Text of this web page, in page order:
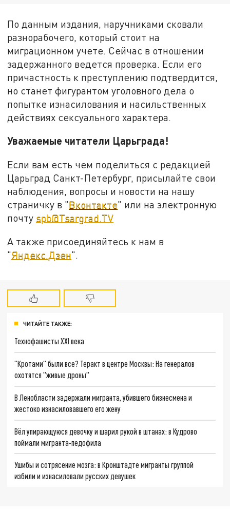
По данным издания, наручниками сковали
разнорабочего, который стоит на
миграционном учете. Сейчас в отношении
задержанного ведется проверка. Если его
причастность к преступлению подтвердится,
но станет фигурантом уголовного дела о
попытке изнасилования и насильственных
действиях сексуального характера.
Уважаемые читатели Царьграда!
Если вам есть чем поделиться с редакцией
Царьград Санкт-Петербург, присылайте свои
наблюдения, вопросы и новости на нашу
страничку в "Вконтакте" или на электронную
почту spb@Tsargrad.TV
А также присоединяйтесь к нам в
"Яндекс.Дзен".
ЧИТАЙТЕ ТАКЖЕ:
Технофашисты XXI века
"Кротами" были все? Теракт в центре Москвы: На генералов
охотятся "живые дроны"
В Ленобласти задержали мигранта, убившего бизнесмена и
жестоко изнасиловавшего его жену
Вёл упирающуюся девочку и шарил рукой в штанах: в Кудрово
поймали мигранта-педофила
Ушибы и сотрясение мозга: в Кронштадте мигранты группой
избили и изнасиловали русских девушек